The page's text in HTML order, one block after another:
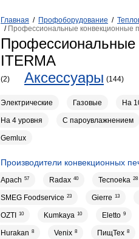
Главная / Профоборудование /
/ Профессиональные конвекционные
Профессиональные
ITERMA
(2) Аксессуары (144)
Электрические Газовые На
На 4 уровня С пароувлажнением
Gemlux
Производители конвекционных
Apach 57 Radax 40 Tecnoeka 28
SMEG Foodservice 23 Gierre 13
OZTI 10 Kumkaya 10 Eletto 9
Hurakan 8 Venix 8 ПищТех 8